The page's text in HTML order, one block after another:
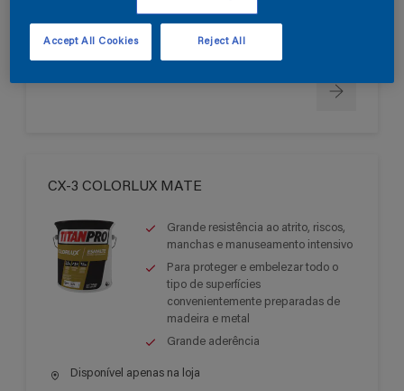
Disponível apenas na loja
CX-3 COLORLUX MATE
Grande resistência ao atrito, riscos,
manchas e manuseamento intensivo
Para proteger e embelezar todo o
tipo de superfícies
convenientemente preparadas de
madeira e metal
Grande aderência
Disponível apenas na loja
Reject All
Accept All Cookies